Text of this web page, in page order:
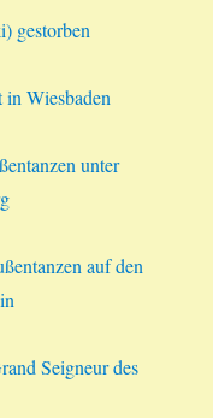
gestorben
in Wiesbaden
unter
auf den
Seigneur des